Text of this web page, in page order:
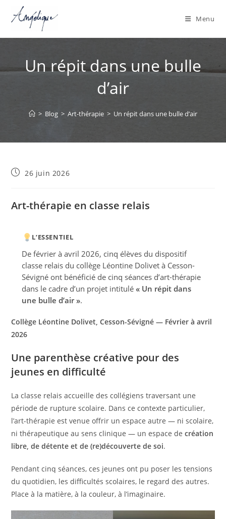
content
Menu
Un répit dans une bulle
d’air
> Blog > Art-thérapie > Un répit dans une bulle d’air
Publication
26 juin 2026
Art-thérapie en classe relais
L’ESSENTIEL
De février à avril 2026, cinq élèves du dispositif
classe relais du collège Léontine Dolivet à Cesson-
Sévigné ont bénéficié de cinq séances d’art-thérapie
dans le cadre d’un projet intitulé« Un répit dans
une bulle d’air ».
Collège Léontine Dolivet, Cesson-Sévigné — Février à avril
2026
Une parenthèse créative pour des
jeunes en difficulté
La classe relais accueille des collégiens traversant une
période de rupture scolaire. Dans ce contexte particulier,
l’art-thérapie est venue offrir un espace autre — ni scolaire,
ni thérapeutique au sens clinique — un espace decréation
libre, de détente et de (re)découverte de soi.
Pendant cinq séances, ces jeunes ont pu poser les tensions
du quotidien, les difficultés scolaires, le regard des autres.
Place à la matière, à la couleur, à l’imaginaire.